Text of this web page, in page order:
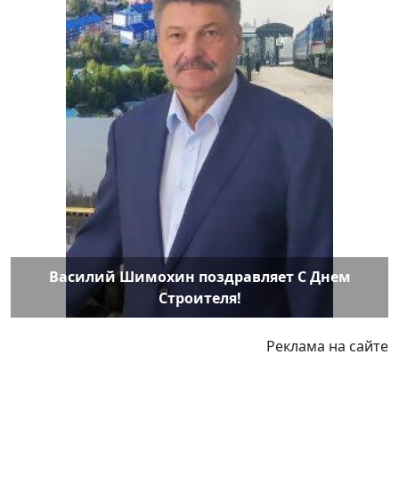
Василий Шимохин поздравляет С Днем
Строителя!
Реклама на сайте